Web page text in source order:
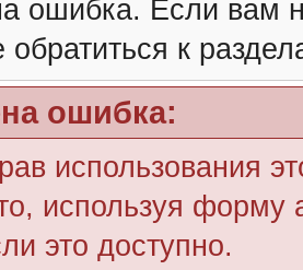
ошибка. Если вам
обратиться к
ошибка:
использования
используя форму
это доступно.